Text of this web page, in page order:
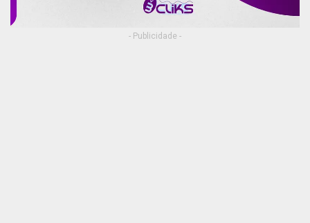
- Publicidade -